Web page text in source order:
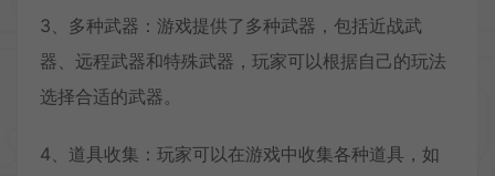
3、多种武器：游戏提供了多种武器，包括近战武
器、远程武器和特殊武器，玩家可以根据自己的玩法
选择合适的武器。
4、道具收集：玩家可以在游戏中收集各种道具，如